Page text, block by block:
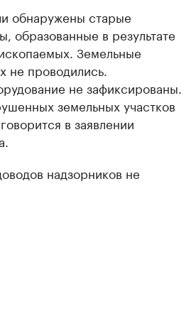
обнаружены старые
образованные в результате
Земельные
не проводились.
не зафиксированы.
земельных участков
в заявлении
надзорников не